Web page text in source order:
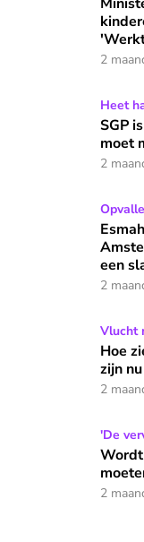
2
SGP is tegenHeet
SGP
moet
2
Esmah Lahlah
een
2
Hoe ziet Vlucht
Hoe
zijn
2
Wordt de 'De
2